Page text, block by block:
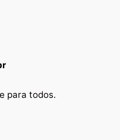
para todos.